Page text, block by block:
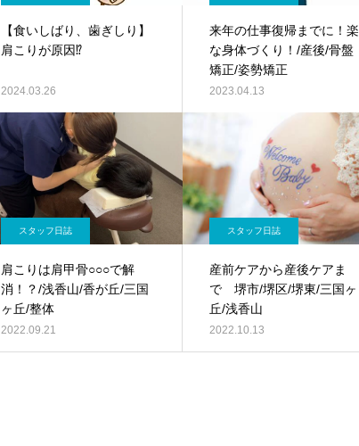
【食いしばり、歯ぎしり】
肩こりが原因⁉
2024.03.26
来年の仕事復帰までに！楽
な身体づくり！/産後/骨盤
矯正/姿勢矯正
2023.04.13
スタッフ日誌
肩こりは肩甲骨○○○で解
消！？/浅香山/香が丘/三国
ヶ丘/整体
2022.09.21
スタッフ日誌
産前ケアから産後ケアま
で 堺市/堺区/堺東/三国ヶ
丘/浅香山
2022.10.13